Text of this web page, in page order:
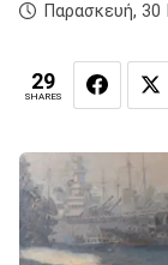
Παρασκευή, 30
29
SHARES